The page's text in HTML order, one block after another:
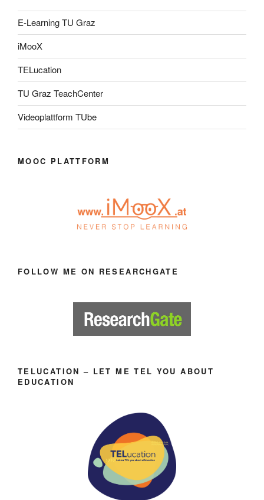
E-Learning TU Graz
iMooX
TELucation
TU Graz TeachCenter
Videoplattform TUbe
MOOC PLATTFORM
FOLLOW ME ON RESEARCHGATE
TELUCATION – LET ME TEL YOU ABOUT
EDUCATION